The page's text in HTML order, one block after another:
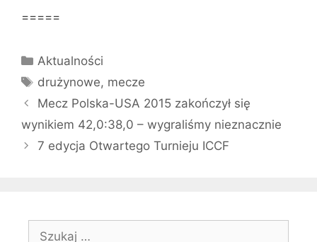
=====
Kategorie
Aktualności
Tagi
drużynowe, mecze
Mecz Polska-USA 2015 zakończył się
wynikiem 42,0:38,0 – wygraliśmy nieznacznie
7 edycja Otwartego Turnieju ICCF